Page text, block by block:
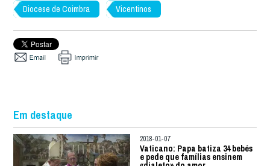
Diocese de Coimbra Vicentinos
Em destaque
2018-01-07
Vaticano: Papa batiza 34 bebés
e pede que famílias ensinem